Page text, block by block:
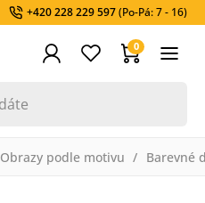
+420 228 229 597(Po-Pá: 7 - 16)
0
Obrazy podle motivu Barevné